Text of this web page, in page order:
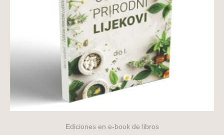
Ediciones en e-book de libros